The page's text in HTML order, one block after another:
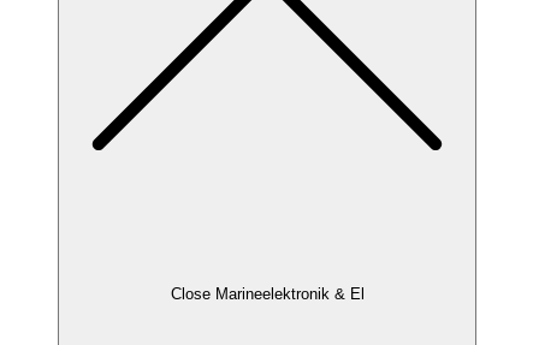
Close Marineelektronik & El